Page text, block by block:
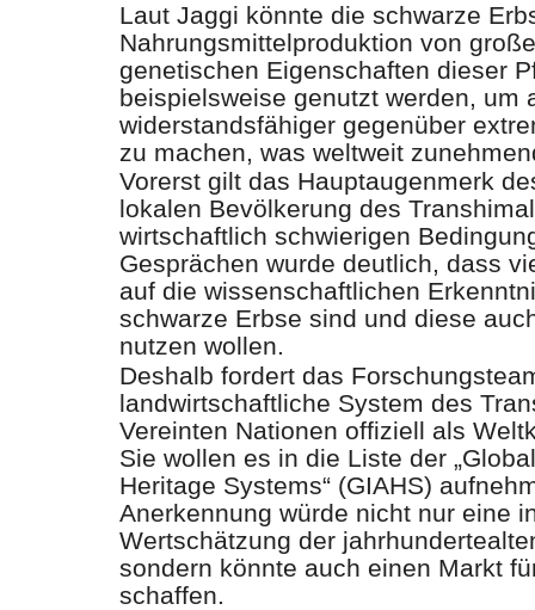
Laut Jaggi könnte die schwarze
Nahrungsmittelproduktion von
genetischen Eigenschaften dieser
beispielsweise genutzt werden, um
widerstandsfähiger gegenüber
zu machen, was weltweit
Vorerst gilt das Hauptaugenmerk
lokalen Bevölkerung des
wirtschaftlich schwierigen
Gesprächen wurde deutlich, dass
auf die wissenschaftlichen
schwarze Erbse sind und diese
nutzen wollen.
Deshalb fordert das
landwirtschaftliche System des
Vereinten Nationen offiziell als
Sie wollen es in die Liste der
Heritage Systems“ (GIAHS)
Anerkennung würde nicht nur eine
Wertschätzung der
sondern könnte auch einen Markt
schaffen.